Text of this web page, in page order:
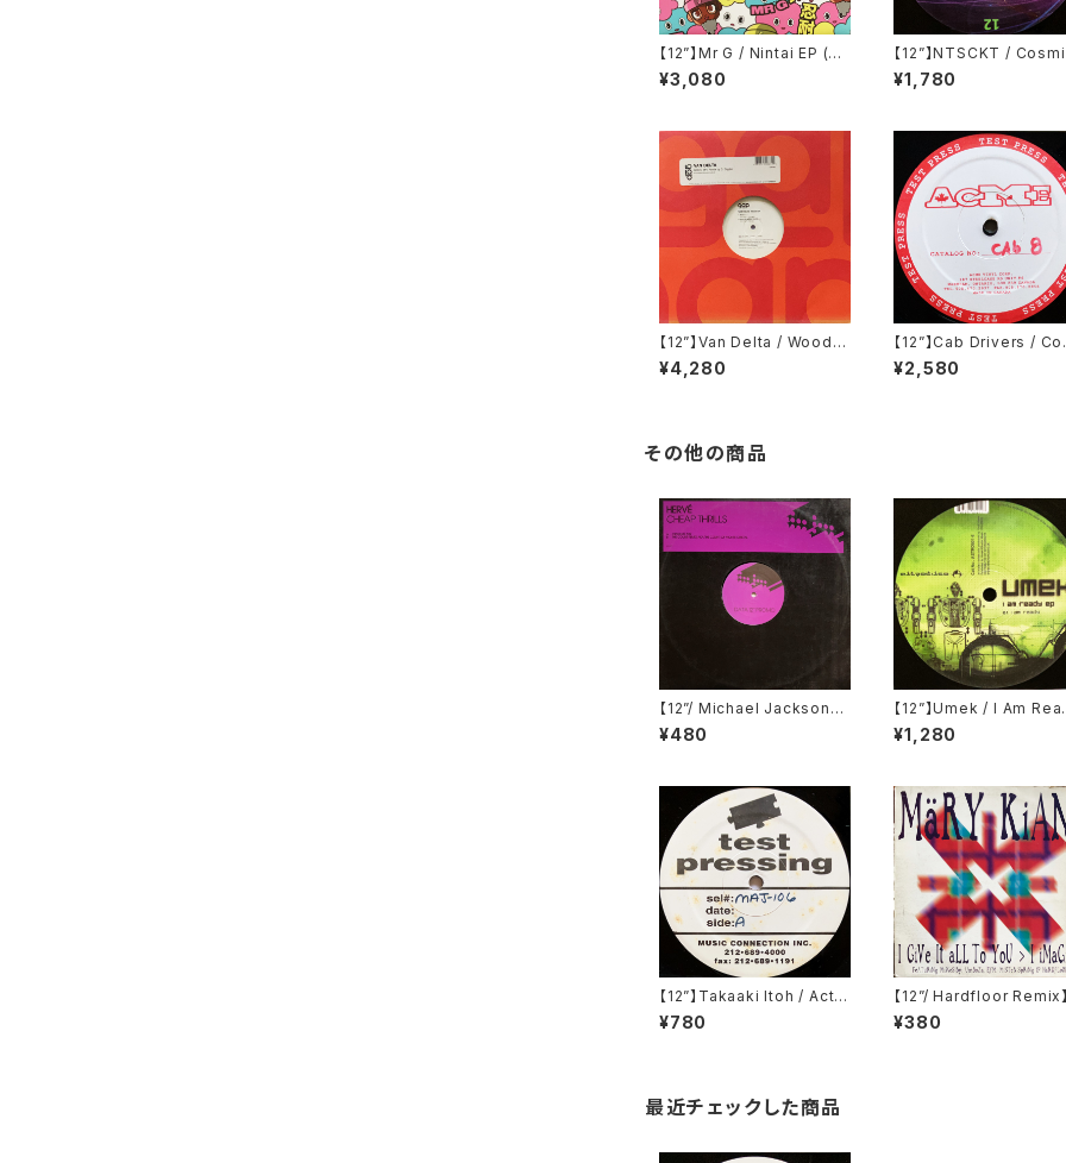
【12”】Mr G / Nintai EP (Ph
oenix G.) (PG077)
¥3,080
【12”】NTSCKT /
EP (Pleasure Zone
ed) (PLZ012LTD)
¥1,780
【12”】Van Delta / Wood E
P (Groove Attack Produ
ctions) (GAP 083)
¥4,280
【12”】Cab Drivers /
ort Inn EP (Cabinet
rds) (cab 8)
¥2,580
その他の商品
【12”/ Michael Jacksonネ
タ】Hervé / Cheap Thrills
(Data Records) (DATA18
¥480
【12”】Umek / I Am
EP (Astrodisco)
001-6)
¥1,280
【12”】Takaaki Itoh / Actio
n (Majesty Recordings)
(MAJ-106)
¥780
【12”/ Hardfloor Remix
äry Kiani / I Give It All
You / I Imagine (1st
¥380
最近チェックした商品